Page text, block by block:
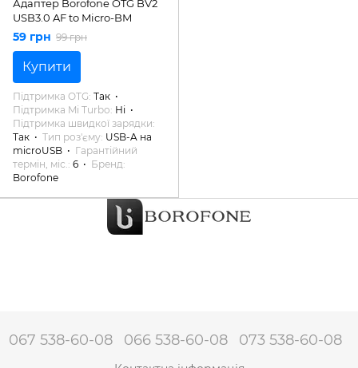
Адаптер Borofone OTG BV2
USB3.0 AF to Micro-BM
59 грн 99 грн
Купити
Підтримка OTG Так
Підтримка Mi Turbo Ні
Підтримка швидкої зарядки
Так
Тип роз'єму USB-A на
microUSB
Гарантійний
термін, міс. 6
Бренд
Borofone
067 538-60-08 066 538-60-08 073 538-60-08